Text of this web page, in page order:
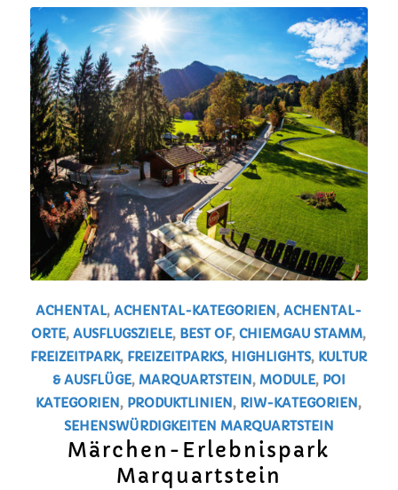
ACHENTAL,ACHENTAL-KATEGORIEN,ACHENTAL-
ORTE,AUSFLUGSZIELE, BEST OF,CHIEMGAU STAMM,
FREIZEITPARK, FREIZEITPARKS, HIGHLIGHTS, KULTUR
& AUSFLÜGE, MARQUARTSTEIN, MODULE, POI
KATEGORIEN, PRODUKTLINIEN, RIW-KATEGORIEN,
SEHENSWÜRDIGKEITEN MARQUARTSTEIN
Märchen-Erlebnispark
Marquartstein